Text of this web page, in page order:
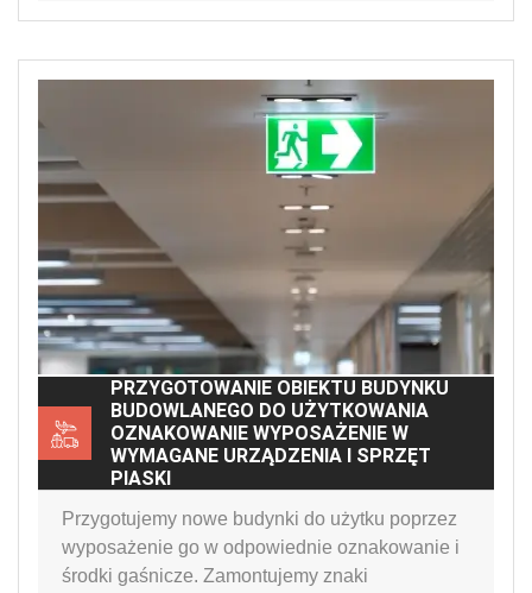
PRZYGOTOWANIE OBIEKTU BUDYNKU
BUDOWLANEGO DO UŻYTKOWANIA
OZNAKOWANIE WYPOSAŻENIE W
WYMAGANE URZĄDZENIA I SPRZĘT
PIASKI
Przygotujemy nowe budynki do użytku poprzez
wyposażenie go w odpowiednie oznakowanie i
środki gaśnicze. Zamontujemy znaki